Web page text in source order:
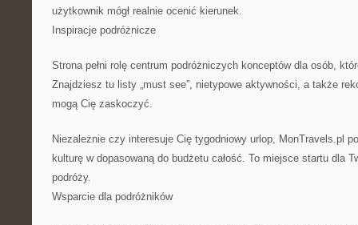
użytkownik mógł realnie ocenić kierunek.
Inspiracje podróżnicze
Strona pełni rolę centrum podróżniczych konceptów dla osób,
Znajdziesz tu listy „must see”, nietypowe aktywności, a także
mogą Cię zaskoczyć.
Niezależnie czy interesuje Cię tygodniowy urlop, MonTravels.pl
kulturę w dopasowaną do budżetu całość. To miejsce startu dla
podróży.
Wsparcie dla podróżników